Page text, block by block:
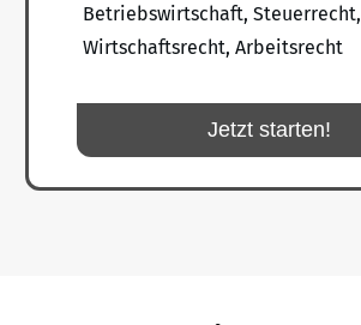
Betriebswirtschaft, Steuerrecht,
Wirtschaftsrecht, Arbeitsrecht
Jetzt starten!